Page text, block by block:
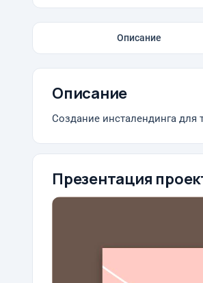
Описание
Описание
Создание инсталендинга для
Презентация